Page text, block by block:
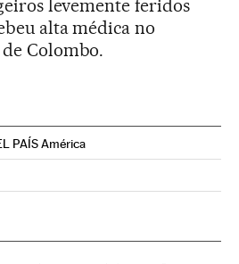
levemente feridos
alta médica no
Colombo.
PAÍS América
en Twitter
Brasil en Instagram
El País Brasil en Facebook